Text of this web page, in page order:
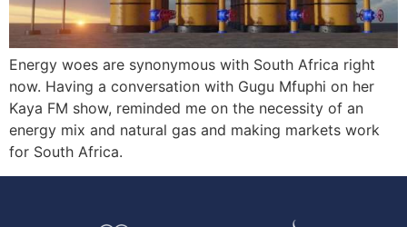
Energy woes are synonymous with South Africa right
now. Having a conversation with Gugu Mfuphi on her
Kaya FM show, reminded me on the necessity of an
energy mix and natural gas and making markets work
for South Africa.